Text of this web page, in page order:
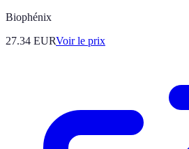
Biophénix
27.34 EURVoir le prix